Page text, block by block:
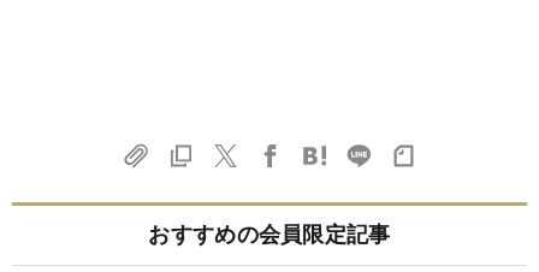
おすすめの会員限定記事